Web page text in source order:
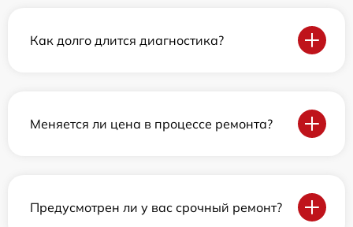
Как долго длится диагностика?
Меняется ли цена в процессе ремонта?
Предусмотрен ли у вас срочный ремонт?